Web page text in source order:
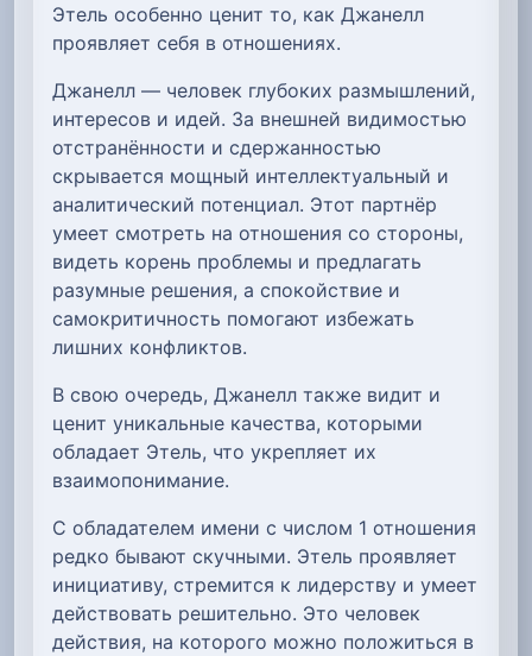
Этель особенно ценит то, как Джанелл
проявляет себя в отношениях.
Джанелл — человек глубоких размышлений,
интересов и идей. За внешней видимостью
отстранённости и сдержанностью
скрывается мощный интеллектуальный и
аналитический потенциал. Этот партнёр
умеет смотреть на отношения со стороны,
видеть корень проблемы и предлагать
разумные решения, а спокойствие и
самокритичность помогают избежать
лишних конфликтов.
В свою очередь, Джанелл также видит и
ценит уникальные качества, которыми
обладает Этель, что укрепляет их
взаимопонимание.
С обладателем имени с числом 1 отношения
редко бывают скучными. Этель проявляет
инициативу, стремится к лидерству и умеет
действовать решительно. Это человек
действия, на которого можно положиться в